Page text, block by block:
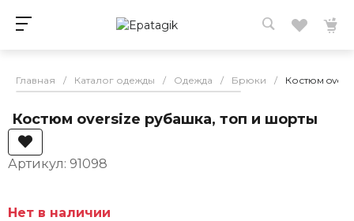
Главная / Каталог одежды / Одежда / Брюки / Костюм
Костюм oversize рубашка, топ и шорты
Артикул: 91098
Нет в наличии